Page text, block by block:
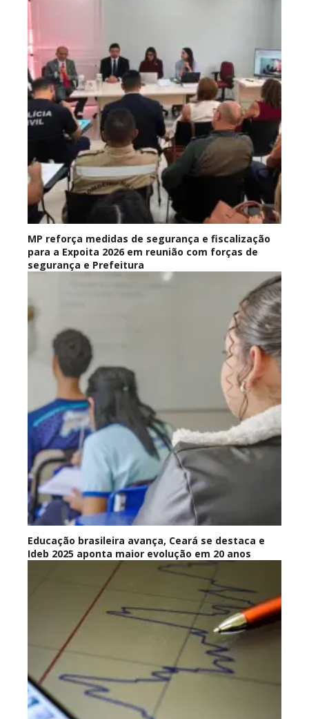
MP reforça medidas de segurança e fiscalização
para a Expoita 2026 em reunião com forças de
segurança e Prefeitura
Educação brasileira avança, Ceará se destaca e
Ideb 2025 aponta maior evolução em 20 anos